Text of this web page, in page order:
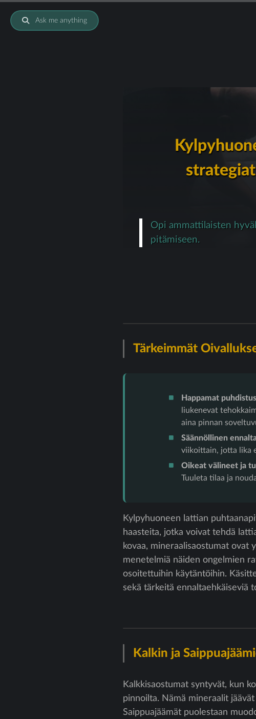
Ask me anything
Opi ammattilaisten
pitämiseen.
Tärkeimmät
Happamat
liukenevat
aina pinnan
Säännöllinen
viikoittain, jotta lika
Oikeat välineet ja
Tuuleta tilaa ja
Kylpyhuoneen lattian
haasteita, jotka voivat tehdä
kovaa, mineraalisaostumat ovat
menetelmiä näiden ongelmien
osoitettuihin käytäntöihin.
sekä tärkeitä ennaltaehkäiseviä
Kalkin ja
Kalkkisaostumat syntyvät, kun
pinnoilta. Nämä mineraalit
Saippuajäämät puolestaan